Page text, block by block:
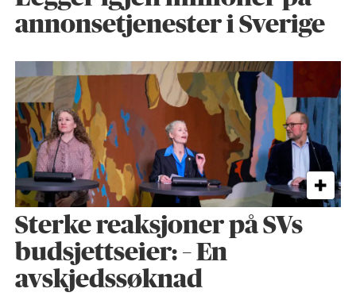
annonsetjenester i Sverige
Sterke reaksjoner på SVs
budsjettseier: – En
avskjedssøknad